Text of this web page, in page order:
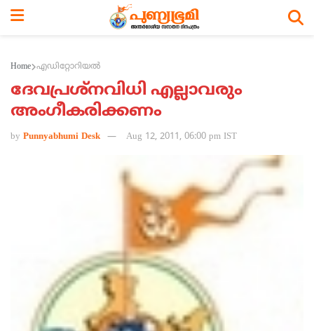
Home എഡിറ്റോറിയല്‍
ദേവപ്രശ്‌നവിധി എല്ലാവരും
അംഗീകരിക്കണം
by Punnyabhumi Desk Aug 12, 2011, 06:00 pm IST